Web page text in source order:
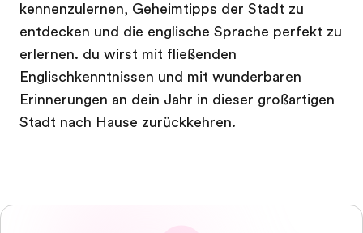
kennenzulernen, Geheimtipps der Stadt zu
entdecken und die englische Sprache perfekt zu
erlernen. du wirst mit fließenden
Englischkenntnissen und mit wunderbaren
Erinnerungen an dein Jahr in dieser großartigen
Stadt nach Hause zurückkehren.